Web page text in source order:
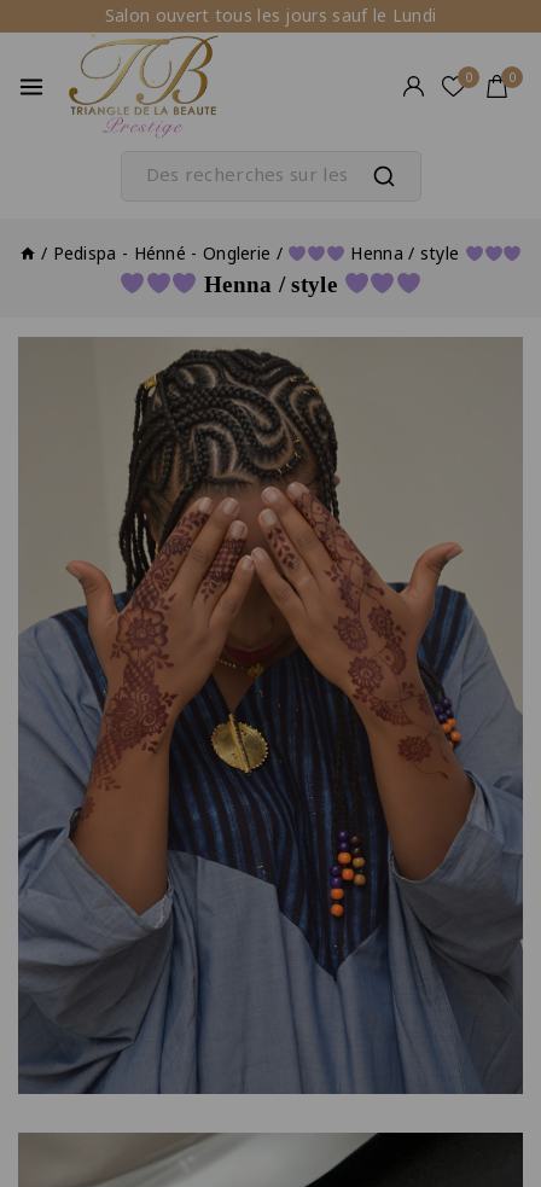
Salon ouvert tous les jours sauf le Lundi
0 0
/ Pedispa - Hénné - Onglerie / Henna / style
Henna / style